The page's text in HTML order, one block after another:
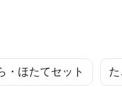
和菓子
ファ
・ほたてセット